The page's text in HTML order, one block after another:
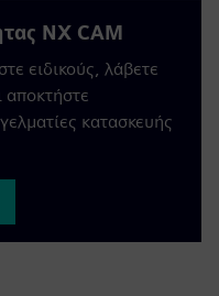
NX CAM
ειδικούς, λάβετε
αποκτήστε
κατασκευής